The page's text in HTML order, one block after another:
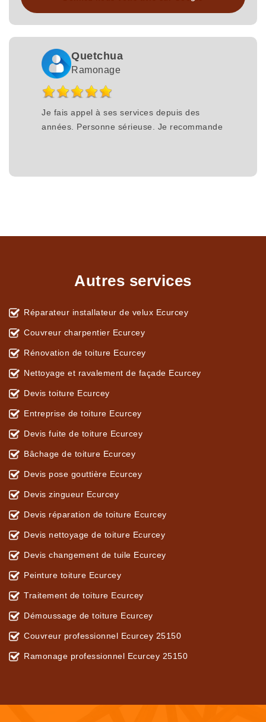
Quetchua
Ramonage
Je fais appel à ses services depuis des
années. Personne sérieuse. Je recommande
Autres services
Réparateur installateur de velux Ecurcey
Couvreur charpentier Ecurcey
Rénovation de toiture Ecurcey
Nettoyage et ravalement de façade Ecurcey
Devis toiture Ecurcey
Entreprise de toiture Ecurcey
Devis fuite de toiture Ecurcey
Bâchage de toiture Ecurcey
Devis pose gouttière Ecurcey
Devis zingueur Ecurcey
Devis réparation de toiture Ecurcey
Devis nettoyage de toiture Ecurcey
Devis changement de tuile Ecurcey
Peinture toiture Ecurcey
Traitement de toiture Ecurcey
Démoussage de toiture Ecurcey
Couvreur professionnel Ecurcey 25150
Ramonage professionnel Ecurcey 25150